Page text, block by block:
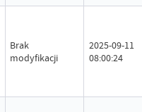
Brak
modyfikacji
2025-09-11
08:00:24